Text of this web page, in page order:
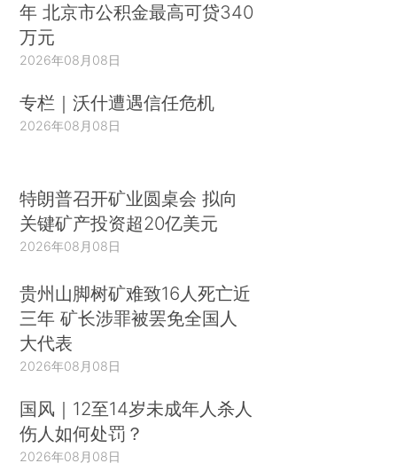
年 北京市公积金最高可贷340
万元
2026年08月08日
专栏｜沃什遭遇信任危机
2026年08月08日
特朗普召开矿业圆桌会 拟向
关键矿产投资超20亿美元
2026年08月08日
贵州山脚树矿难致16人死亡近
三年 矿长涉罪被罢免全国人
大代表
2026年08月08日
国风｜12至14岁未成年人杀人
伤人如何处罚？
2026年08月08日